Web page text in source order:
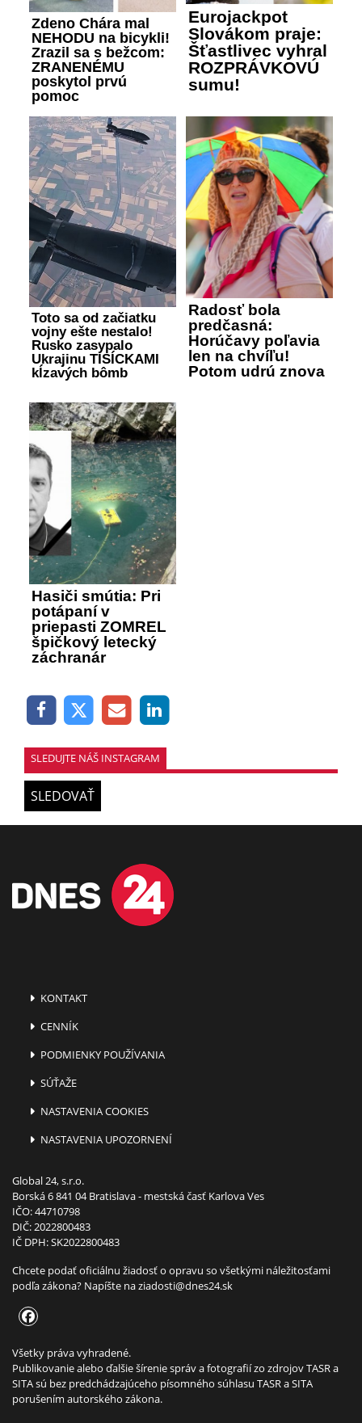
Zdeno Chára mal
NEHODU na bicykli!
Zrazil sa s bežcom:
ZRANENÉMU
poskytol prvú
pomoc
Eurojackpot
Slovákom praje:
Šťastlivec vyhral
ROZPRÁVKOVÚ
sumu!
Toto sa od začiatku
vojny ešte nestalo!
Rusko zasypalo
Ukrajinu TISÍCKAMI
kĺzavých bômb
Radosť bola
predčasná:
Horúčavy poľavia
len na chvíľu!
Potom udrú znova
Hasiči smútia: Pri
potápaní v
priepasti ZOMREL
špičkový letecký
záchranár
SLEDUJTE NÁŠ INSTAGRAM
SLEDOVAŤ
KONTAKT
CENNÍK
PODMIENKY POUŽÍVANIA
SÚŤAŽE
NASTAVENIA COOKIES
NASTAVENIA UPOZORNENÍ
Global 24, s.r.o.
Borská 6 841 04 Bratislava - mestská časť Karlova Ves
IČO: 44710798
DIČ: 2022800483
IČ DPH: SK2022800483
Chcete podať oficiálnu žiadosť o opravu so všetkými náležitosťami
podľa zákona? Napíšte naziadosti@dnes24.sk
Všetky práva vyhradené.
Publikovanie alebo ďalšie šírenie správ a fotografií zo zdrojov TASR a
SITA sú bez predchádzajúceho písomného súhlasu TASR a SITA
porušením autorského zákona.